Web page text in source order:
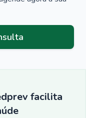
facilita